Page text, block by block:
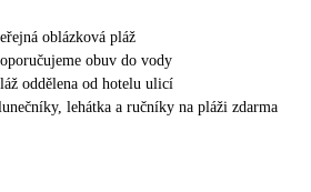
oblázková pláž
obuv do vody
oddělena od hotelu ulicí
lehátka a ručníky na pláži zdarma